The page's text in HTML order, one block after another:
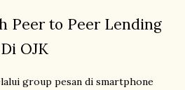
Peer to Peer Lending
OJK
group pesan di smartphone